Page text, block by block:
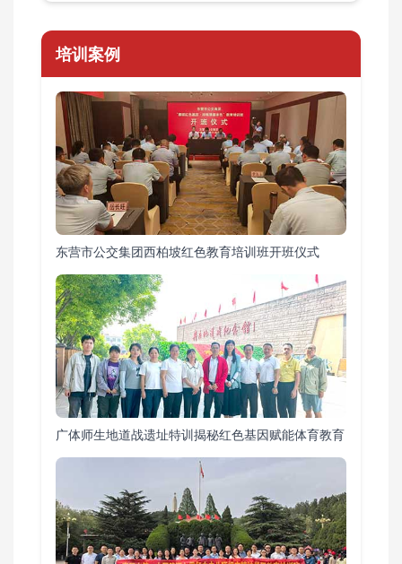
培训案例
东营市公交集团西柏坡红色教育培训班开班仪式
广体师生地道战遗址特训揭秘红色基因赋能体育教育